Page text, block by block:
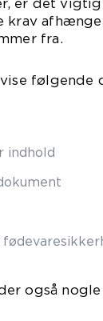
er det
krav
fra.
følgende
indhold
også